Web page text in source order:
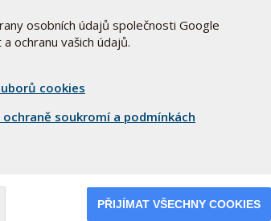
osobních údajů společnosti Google
ochranu vašich údajů.
cookies
soukromí a podmínkách
PŘIJÍMAT VŠECHNY COOKIES